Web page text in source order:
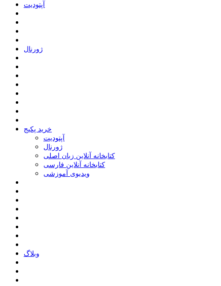
ﺁﭘﺘﻮﺩﯾﺖ
ﮊﻭﺭﻧﺎﻝ
خرید پکیج
ﺁﭘﺘﻮﺩﯾﺖ
ﮊﻭﺭﻧﺎﻝ
کتابخانه آنلاین زبان اصلی
کتابخانه آنلاین فارسی
ویدیوی آموزشی
وبلاگ